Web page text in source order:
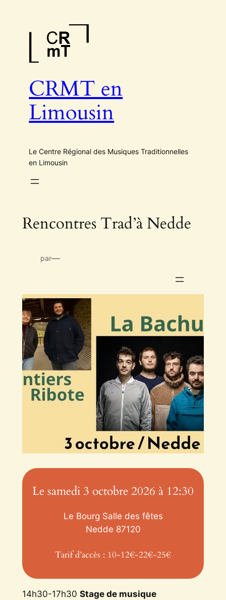
CRMT en
Limousin
Le Centre Régional des Musiques Traditionnelles
en Limousin
Rencontres Trad’à Nedde
par—
Le samedi 3 octobre 2026 à 12:30
Le Bourg Salle des fêtes
Nedde 87120
Tarif d’accès : 10-12€-22€-25€
14h30-17h30 Stage de musique